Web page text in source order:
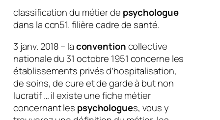
classification du métier de psychologue
dans la ccn51. filière cadre de santé.
3 janv. 2018 – laconventioncollective
nationale du 31 octobre 1951 concerne les
établissements privés d’hospitalisation,
de soins, de cure et de garde à but non
lucratif … il existe une fiche métier
concernant les psychologues, vous y